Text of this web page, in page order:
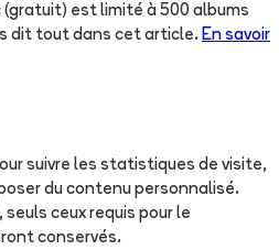
(gratuit) est limité à 500 albums
dit tout dans cet article. En savoir
suivre les statistiques de visite,
du contenu personnalisé.
ceux requis pour le
conservés.